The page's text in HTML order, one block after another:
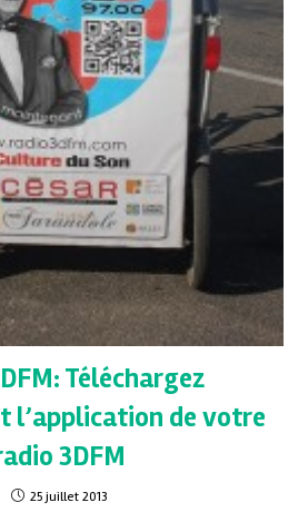
Téléchargez
l’application de votre
3DFM
25 juillet 2013